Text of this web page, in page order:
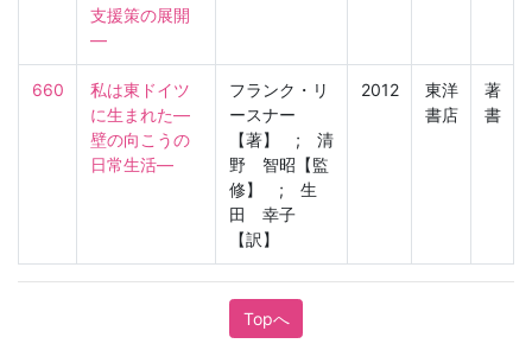
支援策の展開
―
660
私は東ドイツ
に生まれた―
壁の向こうの
日常生活―
フランク・リ
ースナー
【著】 ; 清
野 智昭【監
修】 ; 生
田 幸子
【訳】
2012
東洋
書店
著
書
Topへ